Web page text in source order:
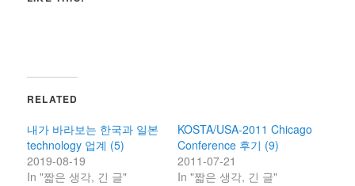
RELATED
내가 바라보는 한국과 일본
technology 업계 (5)
2019-08-19
In "짧은 생각, 긴 글"
KOSTA/USA-2011 Chicago
Conference 후기 (9)
2011-07-21
In "짧은 생각, 긴 글"